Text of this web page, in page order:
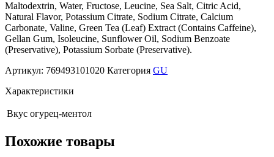
Maltodextrin, Water, Fructose, Leucine, Sea Salt, Citric Acid,
Natural Flavor, Potassium Citrate, Sodium Citrate, Calcium
Carbonate, Valine, Green Tea (Leaf) Extract (Contains Caffeine),
Gellan Gum, Isoleucine, Sunflower Oil, Sodium Benzoate
(Preservative), Potassium Sorbate (Preservative).
Артикул: 769493101020 Категория GU
Характеристики
Вкус огурец-ментол
Похожие товары